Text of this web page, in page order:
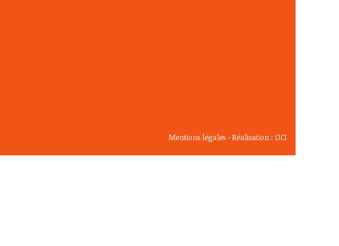
Mentions légales- Réalisation : OCI